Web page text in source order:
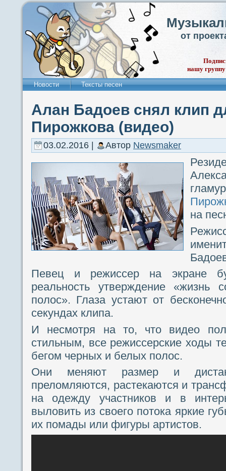
от
нашу
Новости Тексты песен
Алан Бадоев снял клип
Пирожкова (видео)
03.02.2016 | Автор Newsmaker
на
Певец и режиссер на экране
реальность утверждение «жизнь
полос». Глаза устают от
секундах клипа.
И несмотря на то, что видео
стильным, все режиссерские ходы
бегом черных и белых полос.
Они меняют размер и
преломляются, растекаются и
на одежду участников и в
выловить из своего потока яркие
их помады или фигуры артистов.